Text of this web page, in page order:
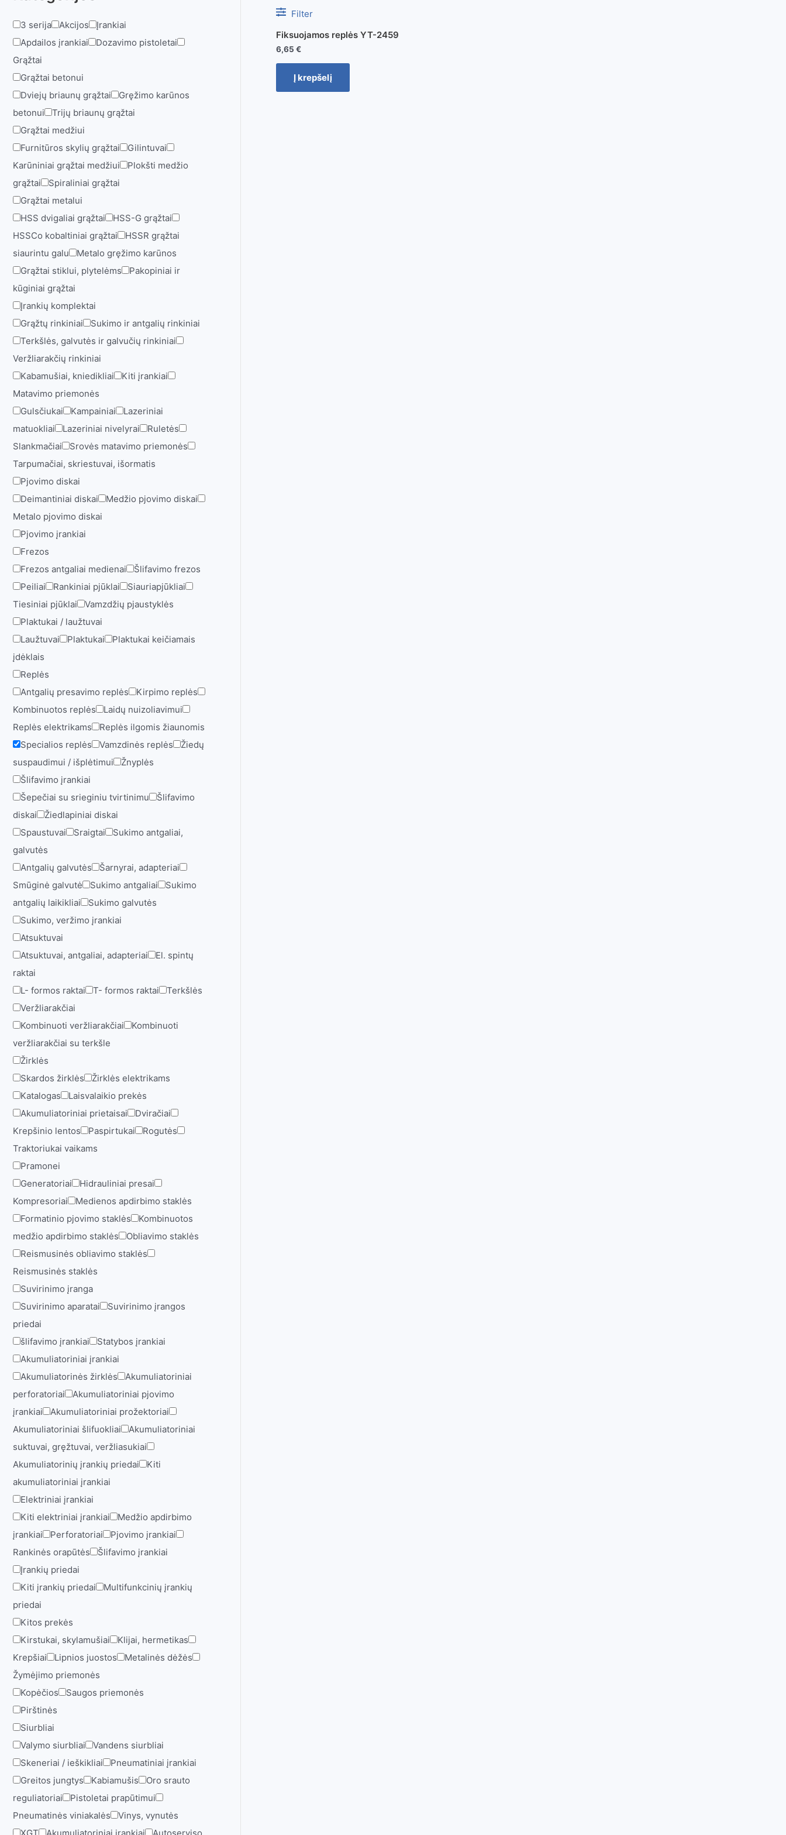
3 serija Akcijos
Įrankiai
Apdailos įrankiai
Dozavimo pistoletai
Grąžtai
Grąžtai betonui
Dviejų briaunų grąžtai
Gręžimo karūnos
betonui
Trijų briaunų grąžtai
Grąžtai medžiui
Furnitūros skylių grąžtai
Gilintuvai
Karūniniai grąžtai medžiui
Plokšti medžio
grąžtai
Spiraliniai grąžtai
Grąžtai metalui
HSS dvigaliai grąžtai
HSS-G grąžtai
HSSCo kobaltiniai grąžtai
HSSR grąžtai
siaurintu galu
Metalo gręžimo karūnos
Grąžtai stiklui, plytelėms
Pakopiniai ir
kūginiai grąžtai
Įrankių komplektai
Grąžtų rinkiniai
Sukimo ir antgalių rinkiniai
Terkšlės, galvutės ir galvučių rinkiniai
Veržliarakčių rinkiniai
Kabamušiai, kniedikliai
Kiti įrankiai
Matavimo priemonės
Gulsčiukai
Kampainiai
Lazeriniai
matuokliai
Lazeriniai nivelyrai
Ruletės
Slankmačiai
Srovės matavimo priemonės
Tarpumačiai, skriestuvai, išormatis
Pjovimo diskai
Deimantiniai diskai
Medžio pjovimo diskai
Metalo pjovimo diskai
Pjovimo įrankiai
Frezos
Frezos antgaliai medienai
Šlifavimo frezos
Peiliai
Rankiniai pjūklai
Siauriapjūkliai
Tiesiniai pjūklai
Vamzdžių pjaustyklės
Plaktukai / laužtuvai
Laužtuvai
Plaktukai
Plaktukai keičiamais
įdėklais
Replės
Antgalių presavimo replės
Kirpimo replės
Kombinuotos replės
Laidų nuizoliavimui
Replės elektrikams
Replės ilgomis žiaunomis
Specialios replės
Vamzdinės replės
Žiedų
suspaudimui / išplėtimui
Žnyplės
Šlifavimo įrankiai
Šepečiai su srieginiu tvirtinimu
Šlifavimo
diskai
Žiedlapiniai diskai
Spaustuvai
Sraigtai
Sukimo antgaliai,
galvutės
Antgalių galvutės
Šarnyrai, adapteriai
Smūginė galvutė
Sukimo antgaliai
Sukimo
antgalių laikikliai
Sukimo galvutės
Sukimo, veržimo įrankiai
Atsuktuvai
Atsuktuvai, antgaliai, adapteriai
El. spintų
raktai
L- formos raktai
T- formos raktai
Terkšlės
Veržliarakčiai
Kombinuoti veržliarakčiai
Kombinuoti
veržliarakčiai su terkšle
Žirklės
Skardos žirklės
Žirklės elektrikams
Katalogas
Laisvalaikio prekės
Akumuliatoriniai prietaisai
Dviračiai
Krepšinio lentos
Paspirtukai
Rogutės
Traktoriukai vaikams
Pramonei
Generatoriai
Hidrauliniai presai
Kompresoriai
Medienos apdirbimo staklės
Formatinio pjovimo staklės
Kombinuotos
medžio apdirbimo staklės
Obliavimo staklės
Reismusinės obliavimo staklės
Reismusinės staklės
Suvirinimo įranga
Suvirinimo aparatai
Suvirinimo įrangos
priedai
šlifavimo įrankiai
Statybos įrankiai
Akumuliatoriniai įrankiai
Akumuliatorinės žirklės
Akumuliatoriniai
perforatoriai
Akumuliatoriniai pjovimo
įrankiai
Akumuliatoriniai prožektoriai
Akumuliatoriniai šlifuokliai
Akumuliatoriniai
suktuvai, gręžtuvai, veržliasukiai
Akumuliatorinių įrankių priedai
Kiti
akumuliatoriniai įrankiai
Elektriniai įrankiai
Kiti elektriniai įrankiai
Medžio apdirbimo
įrankiai
Perforatoriai
Pjovimo įrankiai
Rankinės orapūtės
Šlifavimo įrankiai
Įrankių priedai
Kiti įrankių priedai
Multifunkcinių įrankių
priedai
Kitos prekės
Kirstukai, skylamušiai
Klijai, hermetikas
Krepšiai
Lipnios juostos
Metalinės dėžės
Žymėjimo priemonės
Kopėčios
Saugos priemonės
Pirštinės
Siurbliai
Valymo siurbliai
Vandens siurbliai
Skeneriai / ieškikliai
Pneumatiniai įrankiai
Greitos jungtys
Kabiamušis
Oro srauto
reguliatoriai
Pistoletai prapūtimui
Pneumatinės viniakalės
Vinys, vynutės
Filter
Fiksuojamos replės YT-2459
6,65 €
Į krepšelį